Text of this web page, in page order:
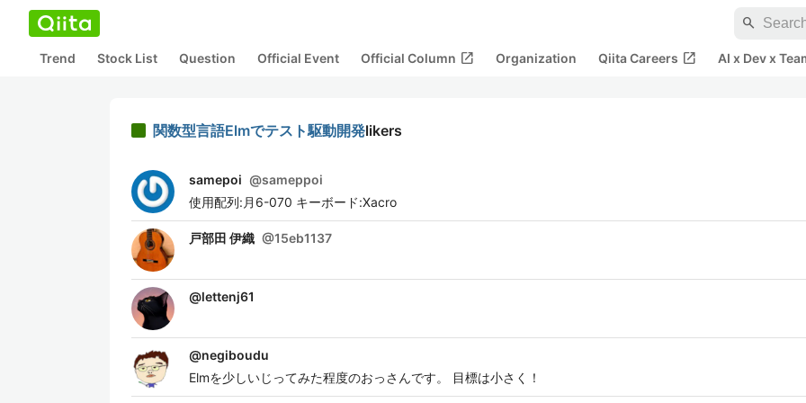
search
Trend Stock List Question Official Event Official Column open_in_new Organization Qiita Careers open_in_new AI x Dev x
関数型言語Elmでテスト駆動開発likers
samepoi @sameppoi
使用配列:月6-070 キーボード:Xacro
戸部田 伊織 @15eb1137
@lettenj61
@negiboudu
Elmを少しいじってみた程度のおっさんです。 目標は小さく！